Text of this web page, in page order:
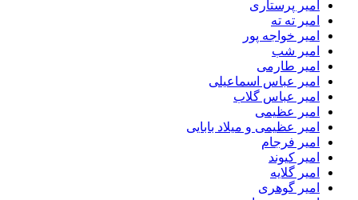
امیر پرستاری
امیر ته ته
امیر خواجه پور
امیر شب
امیر طارمی
امیر عباس اسماعیلی
امیر عباس گلاب
امیر عظیمی
امیر عظیمی و میلاد بابایی
امیر فرجام
امیر کیوند
امیر گلایه
امیر گوهری